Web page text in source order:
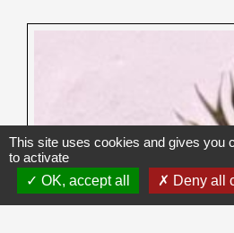
This site uses cookies and gives you
to activate
OK, accept all
Deny all